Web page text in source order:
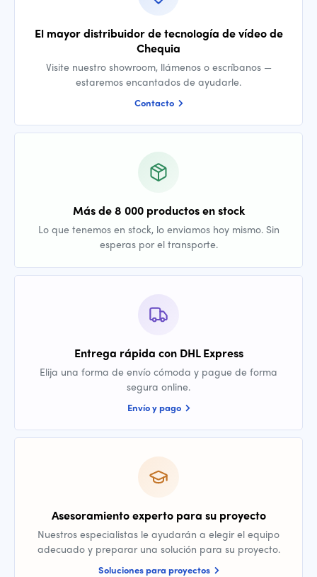
El mayor distribuidor de tecnología de vídeo de
Chequia
Visite nuestro showroom, llámenos o escríbanos —
estaremos encantados de ayudarle.
Contacto
Más de 8 000 productos en stock
Lo que tenemos en stock, lo enviamos hoy mismo. Sin
esperas por el transporte.
Entrega rápida con DHL Express
Elija una forma de envío cómoda y pague de forma
segura online.
Envío y pago
Asesoramiento experto para su proyecto
Nuestros especialistas le ayudarán a elegir el equipo
adecuado y preparar una solución para su proyecto.
Soluciones para proyectos